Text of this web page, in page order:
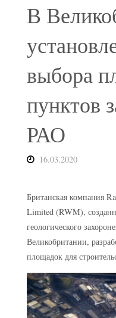
В
выбора
пунктов
РАО
16.03.2020
Британская компания
Limited (RWM),
геологического
Великобритании,
площадок для